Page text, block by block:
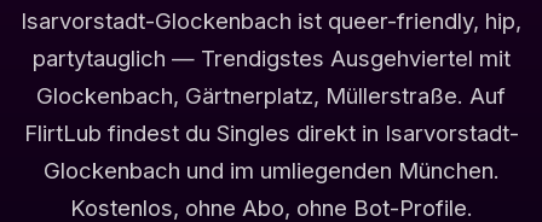
Isarvorstadt-Glockenbach ist queer-friendly, hip,
partytauglich — Trendigstes Ausgehviertel mit
Glockenbach, Gärtnerplatz, Müllerstraße. Auf
FlirtLub findest du Singles direkt in Isarvorstadt-
Glockenbach und im umliegenden München.
Kostenlos, ohne Abo, ohne Bot-Profile.